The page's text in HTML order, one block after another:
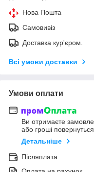
Нова Пошта
Самовивіз
Доставка кур'єром.
Всі умови доставки
Умови оплати
Ви отримаєте
або гроші
Детальніше
Післяплата